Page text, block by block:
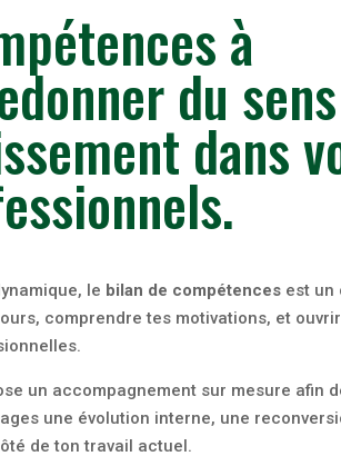
à
du
dans
le bilan de compétences est un
comprendre tes motivations, et
un accompagnement sur mesure afin
une évolution interne, une
de ton travail actuel.